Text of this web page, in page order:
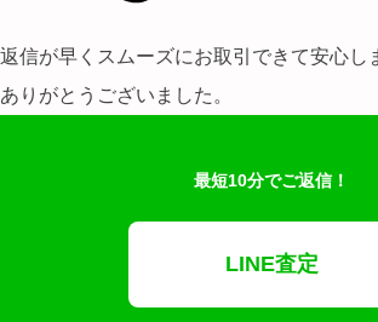
返信が早くスムーズにお取引できて安心し
ありがとうございました。
最短10分でご返信！
LINE査定